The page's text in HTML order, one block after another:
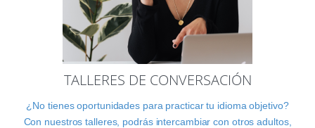
TALLERES DE CONVERSACIÓN
¿No tienes oportunidades para practicar tu idioma objetivo?
Con nuestros talleres, podrás intercambiar con otros adultos,